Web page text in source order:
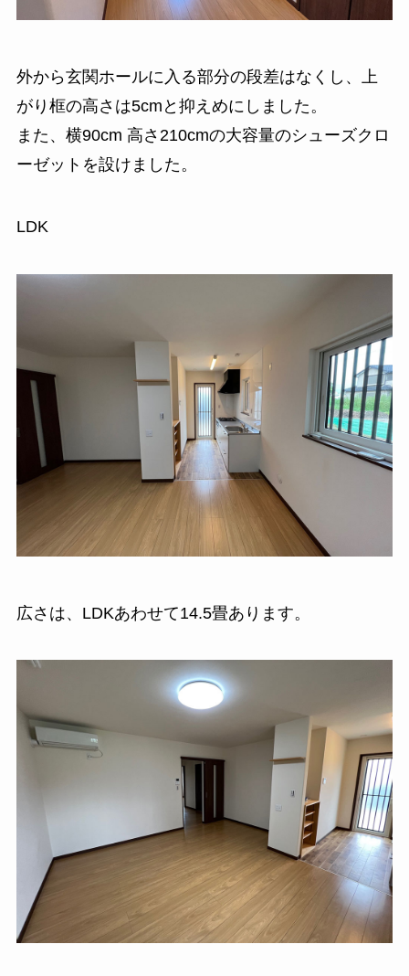
外から玄関ホールに入る部分の段差はなくし、上
がり框の高さは5cmと抑えめにしました。
また、横90cm 高さ210cmの大容量のシューズクロ
ーゼットを設けました。
LDK
広さは、LDKあわせて14.5畳あります。